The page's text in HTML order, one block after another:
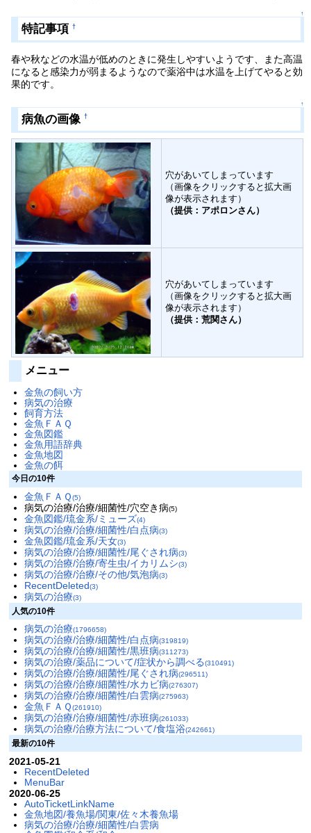
↑
特記事項†
春や秋などの水温が低めのときに発生しやすいようです、また高温
になると感染力が弱まるようなので薬浴中は水温を上げてやると効
果的です。
↑
病魚の画像†
穴があいてしまっています
（画像をクリックすると拡大画
像が表示されます）
（提供：アポロンさん）
穴があいてしまっています
（画像をクリックすると拡大画
像が表示されます）
（提供：荒関さん）
メニュー
金魚の飼い方
病気の治療
飼育方法
金魚ＦＡＱ
金魚図鑑
金魚用語辞典
金魚地図
金魚の餌
今日の10件
金魚ＦＡＱ(5)
病気の治療/治療/細菌性/穴空き病(5)
金魚図鑑/琉金系/ミューズ(4)
病気の治療/治療/細菌性/白点病(3)
金魚図鑑/琉金系/天女(3)
病気の治療/治療/細菌性/尾ぐされ病(3)
病気の治療/治療/寄生虫/イカリムシ(3)
病気の治療/治療/その他/気泡病(3)
RecentDeleted(3)
病気の治療(3)
人気の10件
病気の治療(1796658)
病気の治療/治療/細菌性/白点病(319819)
病気の治療/治療/細菌性/黒班病(311273)
病気の治療/薬品について/症状から調べる(310491)
病気の治療/治療/細菌性/尾ぐされ病(296511)
病気の治療/治療/細菌性/水カビ病(276307)
病気の治療/治療/細菌性/白雲病(275963)
金魚ＦＡＱ(261910)
病気の治療/治療/細菌性/赤班病(261033)
病気の治療/治療方法について/食塩浴(242661)
最新の10件
2021-05-21
RecentDeleted
MenuBar
2020-06-25
AutoTicketLinkName
金魚地図/養魚場/関東/佐々木養魚場
病気の治療/治療/細菌性/白雲病